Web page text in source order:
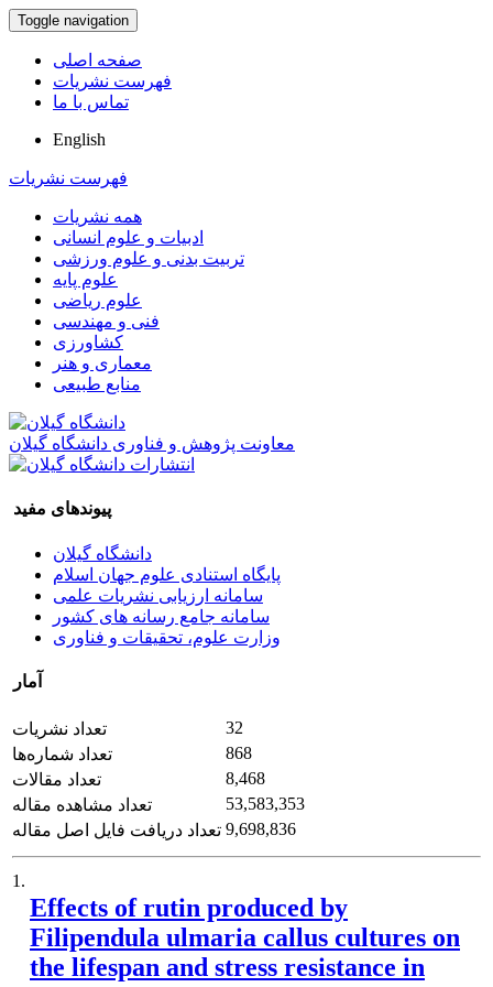
Toggle navigation
صفحه اصلی
فهرست نشریات
تماس با ما
English
فهرست نشریات
همه نشریات
ادبیات و علوم انسانی
تربیت بدنی و علوم ورزشی
علوم پایه
علوم ریاضی
فنی و مهندسی
کشاورزی
معماری و هنر
منابع طبیعی
معاونت پژوهش و فناوری دانشگاه گیلان
پیوندهای مفید
دانشگاه گیلان
پایگاه استنادی علوم جهان اسلام
سامانه ارزیابی نشریات علمی
سامانه جامع رسانه های کشور
وزارت علوم، تحقیقات و فناوری
آمار
تعداد نشریات
32
تعداد شماره‌ها
868
تعداد مقالات
8,468
تعداد مشاهده مقاله
53,583,353
تعداد دریافت فایل اصل مقاله 9,698,836
1.
Effects of rutin produced by
Filipendula ulmaria callus cultures on
the lifespan and stress resistance in